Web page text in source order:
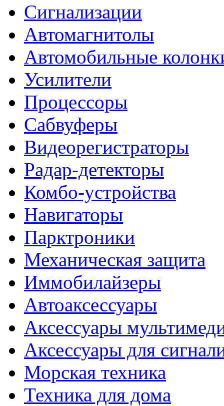
Сигнализации
Автомагнитолы
Автомобильные
Усилители
Процессоры
Сабвуферы
Видеорегистраторы
Радар-детекторы
Комбо-устройства
Навигаторы
Парктроники
Механическая защита
Иммобилайзеры
Автоаксессуары
Аксессуары
Аксессуары для
Морская техника
Техника для дома